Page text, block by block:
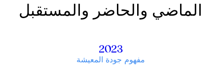
الماضي والحاضر والمستقبل
2023
مفهوم جودة المعيشة